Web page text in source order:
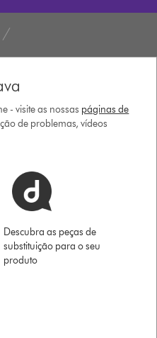
- visite as nossas páginas de
de problemas, vídeos
Descubra as peças de
substituição para o seu
produto